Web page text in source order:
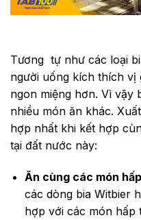
Tương tự như các loại
người uống kích thích vị
ngon miệng hơn. Vì vậy
nhiều món ăn khác.
hợp nhất khi kết hợp
tại đất nước này:
Ăn cùng các món
các dòng bia Witbier
hợp với các món hấp